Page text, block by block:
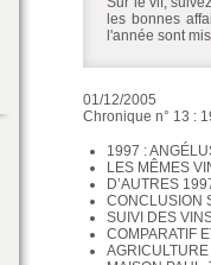
les bonnes
l'année sont
01/12/2005
Chronique n° 13 :
1997 :
LES MÊMES
D’AUTRES
CONCLUSION
SUIVI DES
COMPARATIF